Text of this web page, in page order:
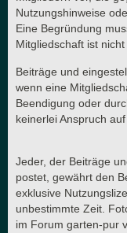
Nutzungshinweise
Eine Begründung
Mitgliedschaft ist
Beiträge und
wenn eine
Beendigung oder
keinerlei Anspruch
Jeder, der Beiträge
postet, gewährt den
exklusive
unbestimmte Zeit.
im Forum garten-pur